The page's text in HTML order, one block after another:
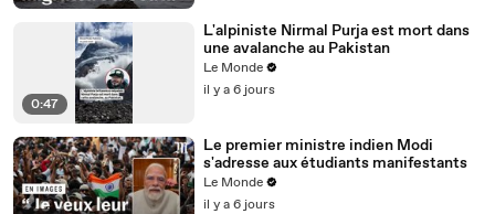
0:47
L'alpiniste Nirmal Purja est mort dans
une avalanche au Pakistan
Le Monde
il y a 6 jours
Le premier ministre indien Modi
s'adresse aux étudiants manifestants
Le Monde
il y a 6 jours